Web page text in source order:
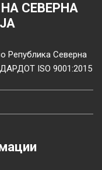
СЕВЕРНА
Република Северна
ISO 9001:2015